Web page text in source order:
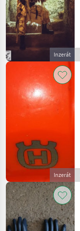
Inzerát
Inzerát